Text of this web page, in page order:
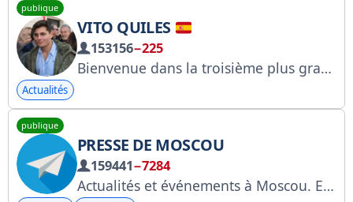
publique
VITO QUILES
153156−225
Bienvenue dans la troisième plus grande communauté d'information d'Espagne. Pour partager des données ou des documents : vitozquiles@gmail.com
Actualités
publique
PRESSE DE MOSCOU
159441−7284
Actualités et événements à Moscou. Envoyez vos photos et vidéos à @moscowtop02_bot. Publicités à @avian555 et résultats de jeux-concours à @reklamnayalisa. Cliquez ici pour la description ! Roskomnadzor : https://www.gosuslugi.ru/snet/69943e4b04a07142c7ff1499